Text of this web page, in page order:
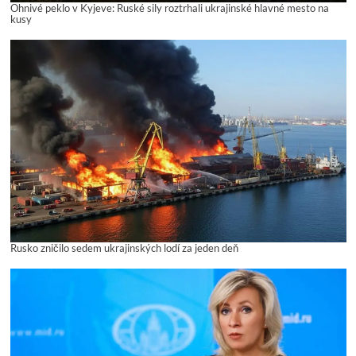
Ohnivé peklo v Kyjeve: Ruské sily roztrhali ukrajinské hlavné mesto na
kusy
Rusko zničilo sedem ukrajinských lodí za jeden deň